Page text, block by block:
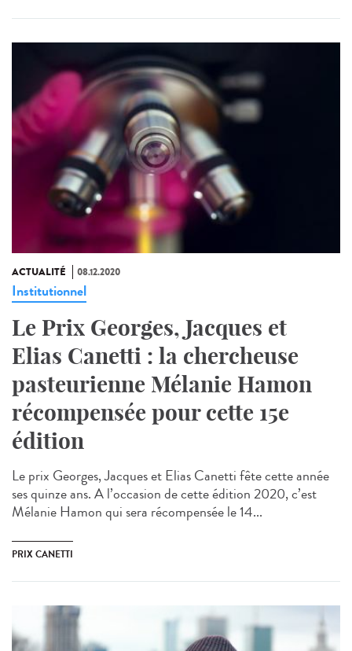
ACTUALITÉ 08.12.2020
Institutionnel
Le Prix Georges, Jacques et
Elias Canetti : la chercheuse
pasteurienne Mélanie Hamon
récompensée pour cette 15e
édition
Le prix Georges, Jacques et Elias Canetti fête cette année
ses quinze ans. A l’occasion de cette édition 2020, c’est
Mélanie Hamon qui sera récompensée le 14...
PRIX CANETTI